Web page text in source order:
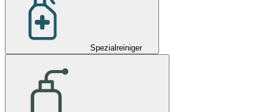
Spezialreiniger